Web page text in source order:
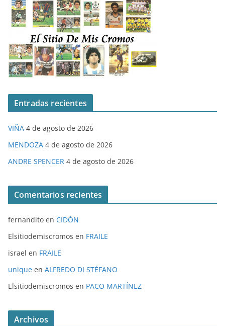
Entradas recientes
VIÑA 4 de agosto de 2026
MENDOZA 4 de agosto de 2026
ANDRE SPENCER 4 de agosto de 2026
Comentarios recientes
fernandito en CIDÓN
Elsitiodemiscromos en FRAILE
israel en FRAILE
unique en ALFREDO DI STÉFANO
Elsitiodemiscromos en PACO MARTÍNEZ
Archivos